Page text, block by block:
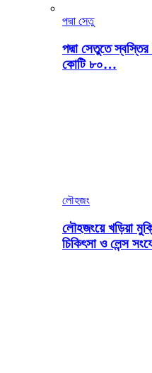
পদ্মা সেতু
পদ্মা সেতুতে
কোটি ৮০…
লৌহজং
লৌহজংয়ে খড়িয়া
চিকিৎসা ও লেন্স